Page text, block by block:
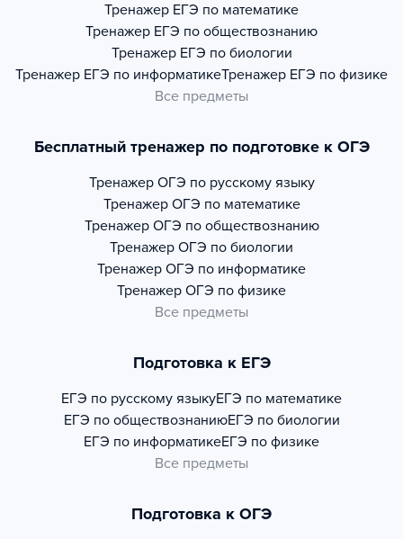
Тренажер ЕГЭ по математике
Тренажер ЕГЭ по обществознанию
Тренажер ЕГЭ по биологии
Тренажер ЕГЭ по информатикеТренажер ЕГЭ по физике
Все предметы
Бесплатный тренажер по подготовке к ОГЭ
Тренажер ОГЭ по русскому языку
Тренажер ОГЭ по математике
Тренажер ОГЭ по обществознанию
Тренажер ОГЭ по биологии
Тренажер ОГЭ по информатике
Тренажер ОГЭ по физике
Все предметы
Подготовка к ЕГЭ
ЕГЭ по русскому языкуЕГЭ по математике
ЕГЭ по обществознаниюЕГЭ по биологии
ЕГЭ по информатикеЕГЭ по физике
Все предметы
Подготовка к ОГЭ